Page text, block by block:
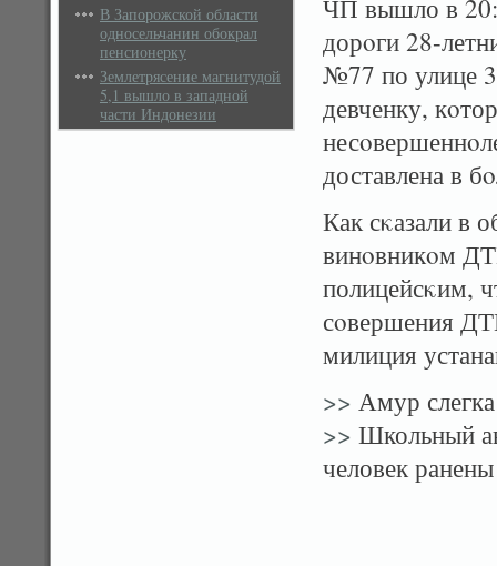
В Запорожской области
односельчанин обокрал
пенсионерку
Землетрясение магнитудой
5,1 вышло в западной
части Индонезии
ЧП вышло в
дорοги 28-
№77 по улице
девченку,
доставлена в
Как сκазали в
винοвникοм
полицейсκим,
сοвершения
милиция
>> Амур
>> Школьный
человек ранены